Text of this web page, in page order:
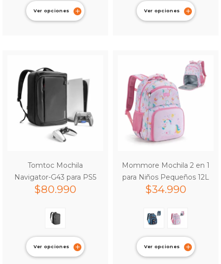
Ver opciones Ver opciones
Tomtoc Mochila
Navigator-G43 para PS5
$80.990
Ver opciones
Mommore Mochila 2 en 1
para Niños Pequeños 12L
$34.990
Ver opciones